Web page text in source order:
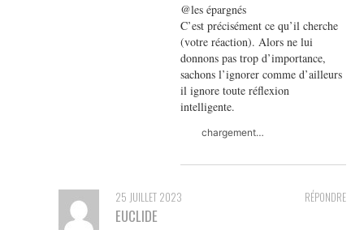
@les épargnés
C’est précisément ce qu’il cherche
(votre réaction). Alors ne lui
donnons pas trop d’importance,
sachons l’ignorer comme d’ailleurs
il ignore toute réflexion
intelligente.
chargement…
RÉPONDRE
25 JUILLET 2023
EUCLIDE